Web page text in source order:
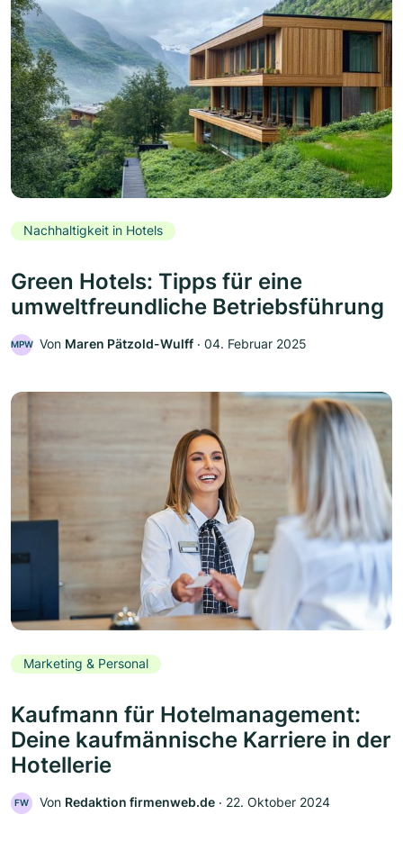
Nachhaltigkeit in Hotels
Green Hotels: Tipps für eine
umweltfreundliche Betriebsführung
MPW Von Maren Pätzold-Wulff ‧ 04. Februar 2025
Marketing & Personal
Kaufmann für Hotelmanagement:
Deine kaufmännische Karriere in der
Hotellerie
FW Von Redaktion firmenweb.de ‧ 22. Oktober 2024